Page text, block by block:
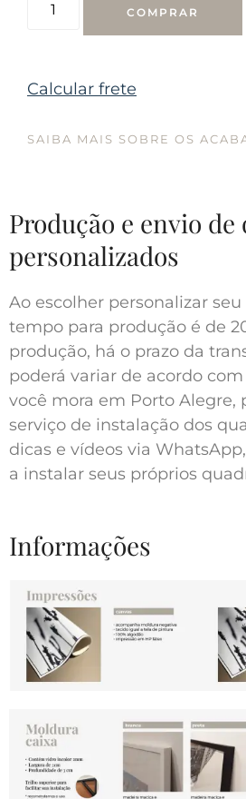
COMPRAR
Calcular frete
SAIBA MAIS SOBRE OS
Produção e envio de
personalizados
Ao escolher personalizar
tempo para produção é de
produção, há o prazo da
poderá variar de acordo com
você mora em Porto Alegre,
serviço de instalação dos
dicas e vídeos via
a instalar seus próprios
Informações